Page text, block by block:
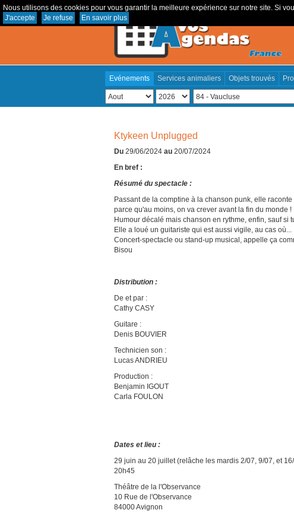
Nous utilisons des cookies pour vous garantir la meilleure expérience sur notre site. Si
J'accepte
Je refuse En savoir plus
Evénements Services animaliers Objets trouvés
Ktykeen Unplugged
Du 29/06/2024 au 20/07/2024
En bref :
Résumé du spectacle :
Passant de la comptine à la chanson punk, elle
parce qu'au moins, on va crever avant la fin du monde !
Humour décalé mais chanson en rythme, enfin, sauf si
Elle a loué un guitariste qui est aussi vigile, au cas où...
Concert-spectacle ou stand-up musical, appelle ça
Bisou
Distribution :
De et par :
Cathy CASY
Guitare :
Denis BOUVIER
Technicien son :
Lucas ANDRIEU
Production :
Benjamin IGOUT
Carla FOULON
Dates et lieu :
29 juin au 20 juillet (relâche les mardis 2/07, 9/07, et
20h45
Théâtre de la l'Observance
10 Rue de l'Observance
84000 Avignon